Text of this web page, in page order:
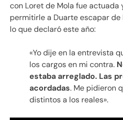
con Loret de Mola fue actuada
permitirle a Duarte escapar de
lo que declaró este año:
«Yo dije en la entrevista
los cargos en mi contra.
estaba arreglado. Las
acordadas. Me pidieron
distintos a los reales».